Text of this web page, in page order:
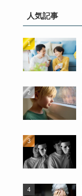
人気記事